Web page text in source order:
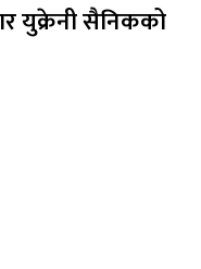
युक्रेनी सैनिकको